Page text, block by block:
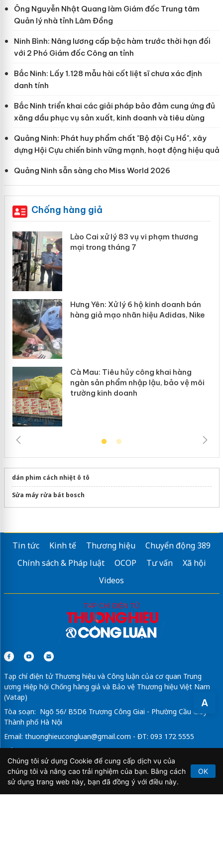
A
Ông Nguyễn Nhật Quang làm Giám đốc Trung tâm
Quản lý nhà tỉnh Lâm Đồng
Ninh Bình: Nâng lương cấp bậc hàm trước thời hạn đối
với 2 Phó Giám đốc Công an tỉnh
Bắc Ninh: Lấy 1.128 mẫu hài cốt liệt sĩ chưa xác định
danh tính
Bắc Ninh triển khai các giải pháp bảo đảm cung ứng đủ
xăng dầu phục vụ sản xuất, kinh doanh và tiêu dùng
Quảng Ninh: Phát huy phẩm chất "Bộ đội Cụ Hồ", xây
dựng Hội Cựu chiến binh vững mạnh, hoạt động hiệu quả
Quảng Ninh sẵn sàng cho Miss World 2026
Chống hàng giả
Lào Cai xử lý 83 vụ vi phạm thương
mại trong tháng 7
Hưng Yên: Xử lý 6 hộ kinh doanh bán
hàng giả mạo nhãn hiệu Adidas, Nike
Cà Mau: Tiêu hủy công khai hàng
ngàn sản phẩm nhập lậu, bảo vệ môi
trường kinh doanh
dán phim cách nhiệt ô tô
Sửa máy rửa bát bosch
Tin tức Kinh tế Thương hiệu
Chuyển động 389
Chính sách & Pháp luật
OCOP Tư vấn
Xã hội
Videos
Tạp chí điện tử Thương hiệu và Công luận của cơ quan Trung
ương Hiệp hội Chống hàng giả và Bảo vệ Thương hiệu Việt Nam
(Vatap)
Tòa soạn: Ngõ 56/ B5D6 Trương Công Giai - Phường Cầu Giấy -
Thành phố Hà Nội
Email: thuonghieucongluan@gmail.com - ĐT: 093 172 5555
Tổng Biên Tập: Vũ Đức Thuận
Giấy phép hoạt động báo chí điện tử số 64/GP-BTTTT do Bộ
Thông tin và Truyền thông cấp ngày 21/2/2020.
Chúng tôi sử dụng Cookie để cung cấp dịch vụ của
chúng tôi và nâng cao trải nghiệm của bạn. Bằng cách
sử dụng trang web này, bạn đã đồng ý với điều này.
OK